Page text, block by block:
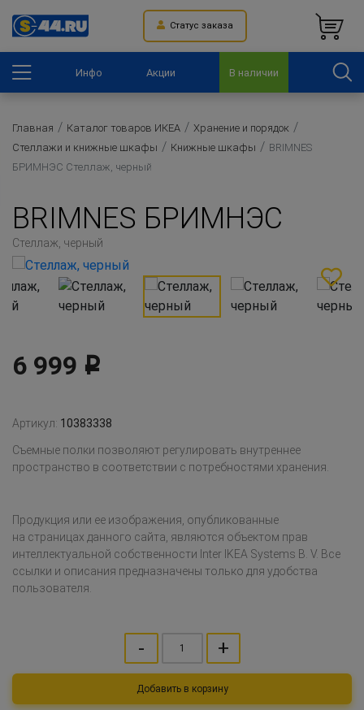
Статус заказа
Инфо Акции В наличии
Главная Каталог товаров ИКЕА
Хранение и порядок
Стеллажи и книжные шкафы
Книжные шкафы
BRIMNES
БРИМНЭС Стеллаж, черный
BRIMNES БРИМНЭС
Стеллаж, черный
6 999 Р
Артикул: 10383338
Съемные полки позволяют регулировать внутреннее
пространство в соответствии с потребностями хранения.
Продукция или ее изображения, опубликованные
на страницах данного сайта, являются объектом прав
интеллектуальной собственности Inter IKEA Systems B. V. Все
ссылки и описания предназначены только для удобства
пользователя.
- +
Добавить в корзину